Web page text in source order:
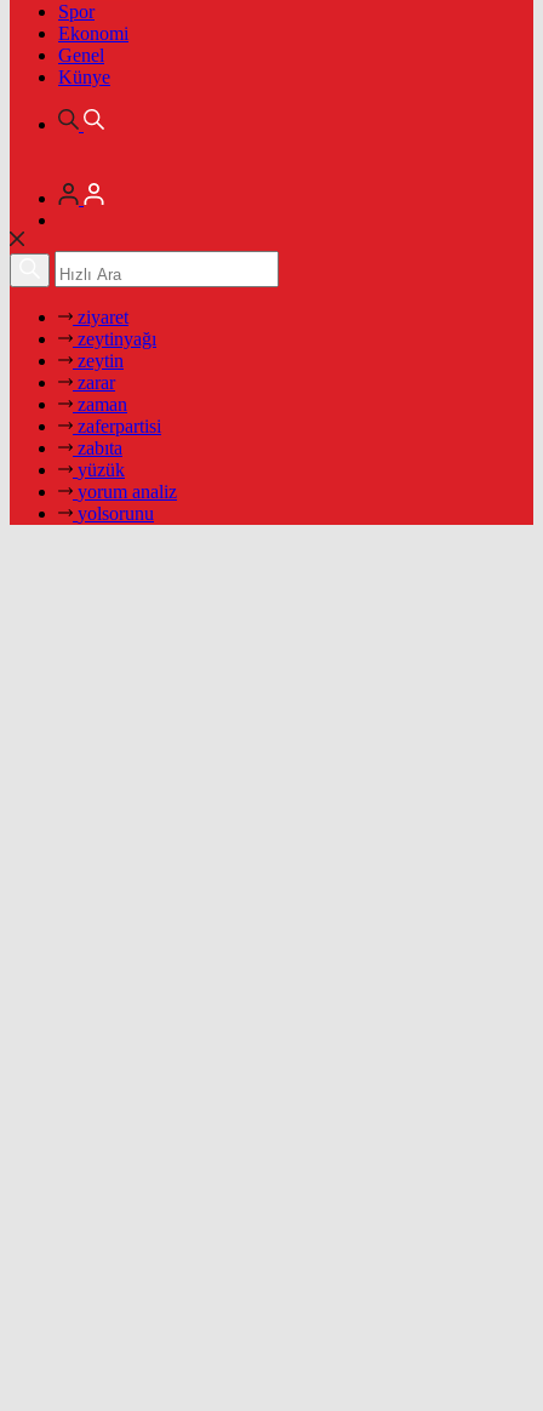
Spor
Ekonomi
Genel
Künye
ziyaret
zeytinyağı
zeytin
zarar
zaman
zaferpartisi
zabıta
yüzük
yorum analiz
yolsorunu